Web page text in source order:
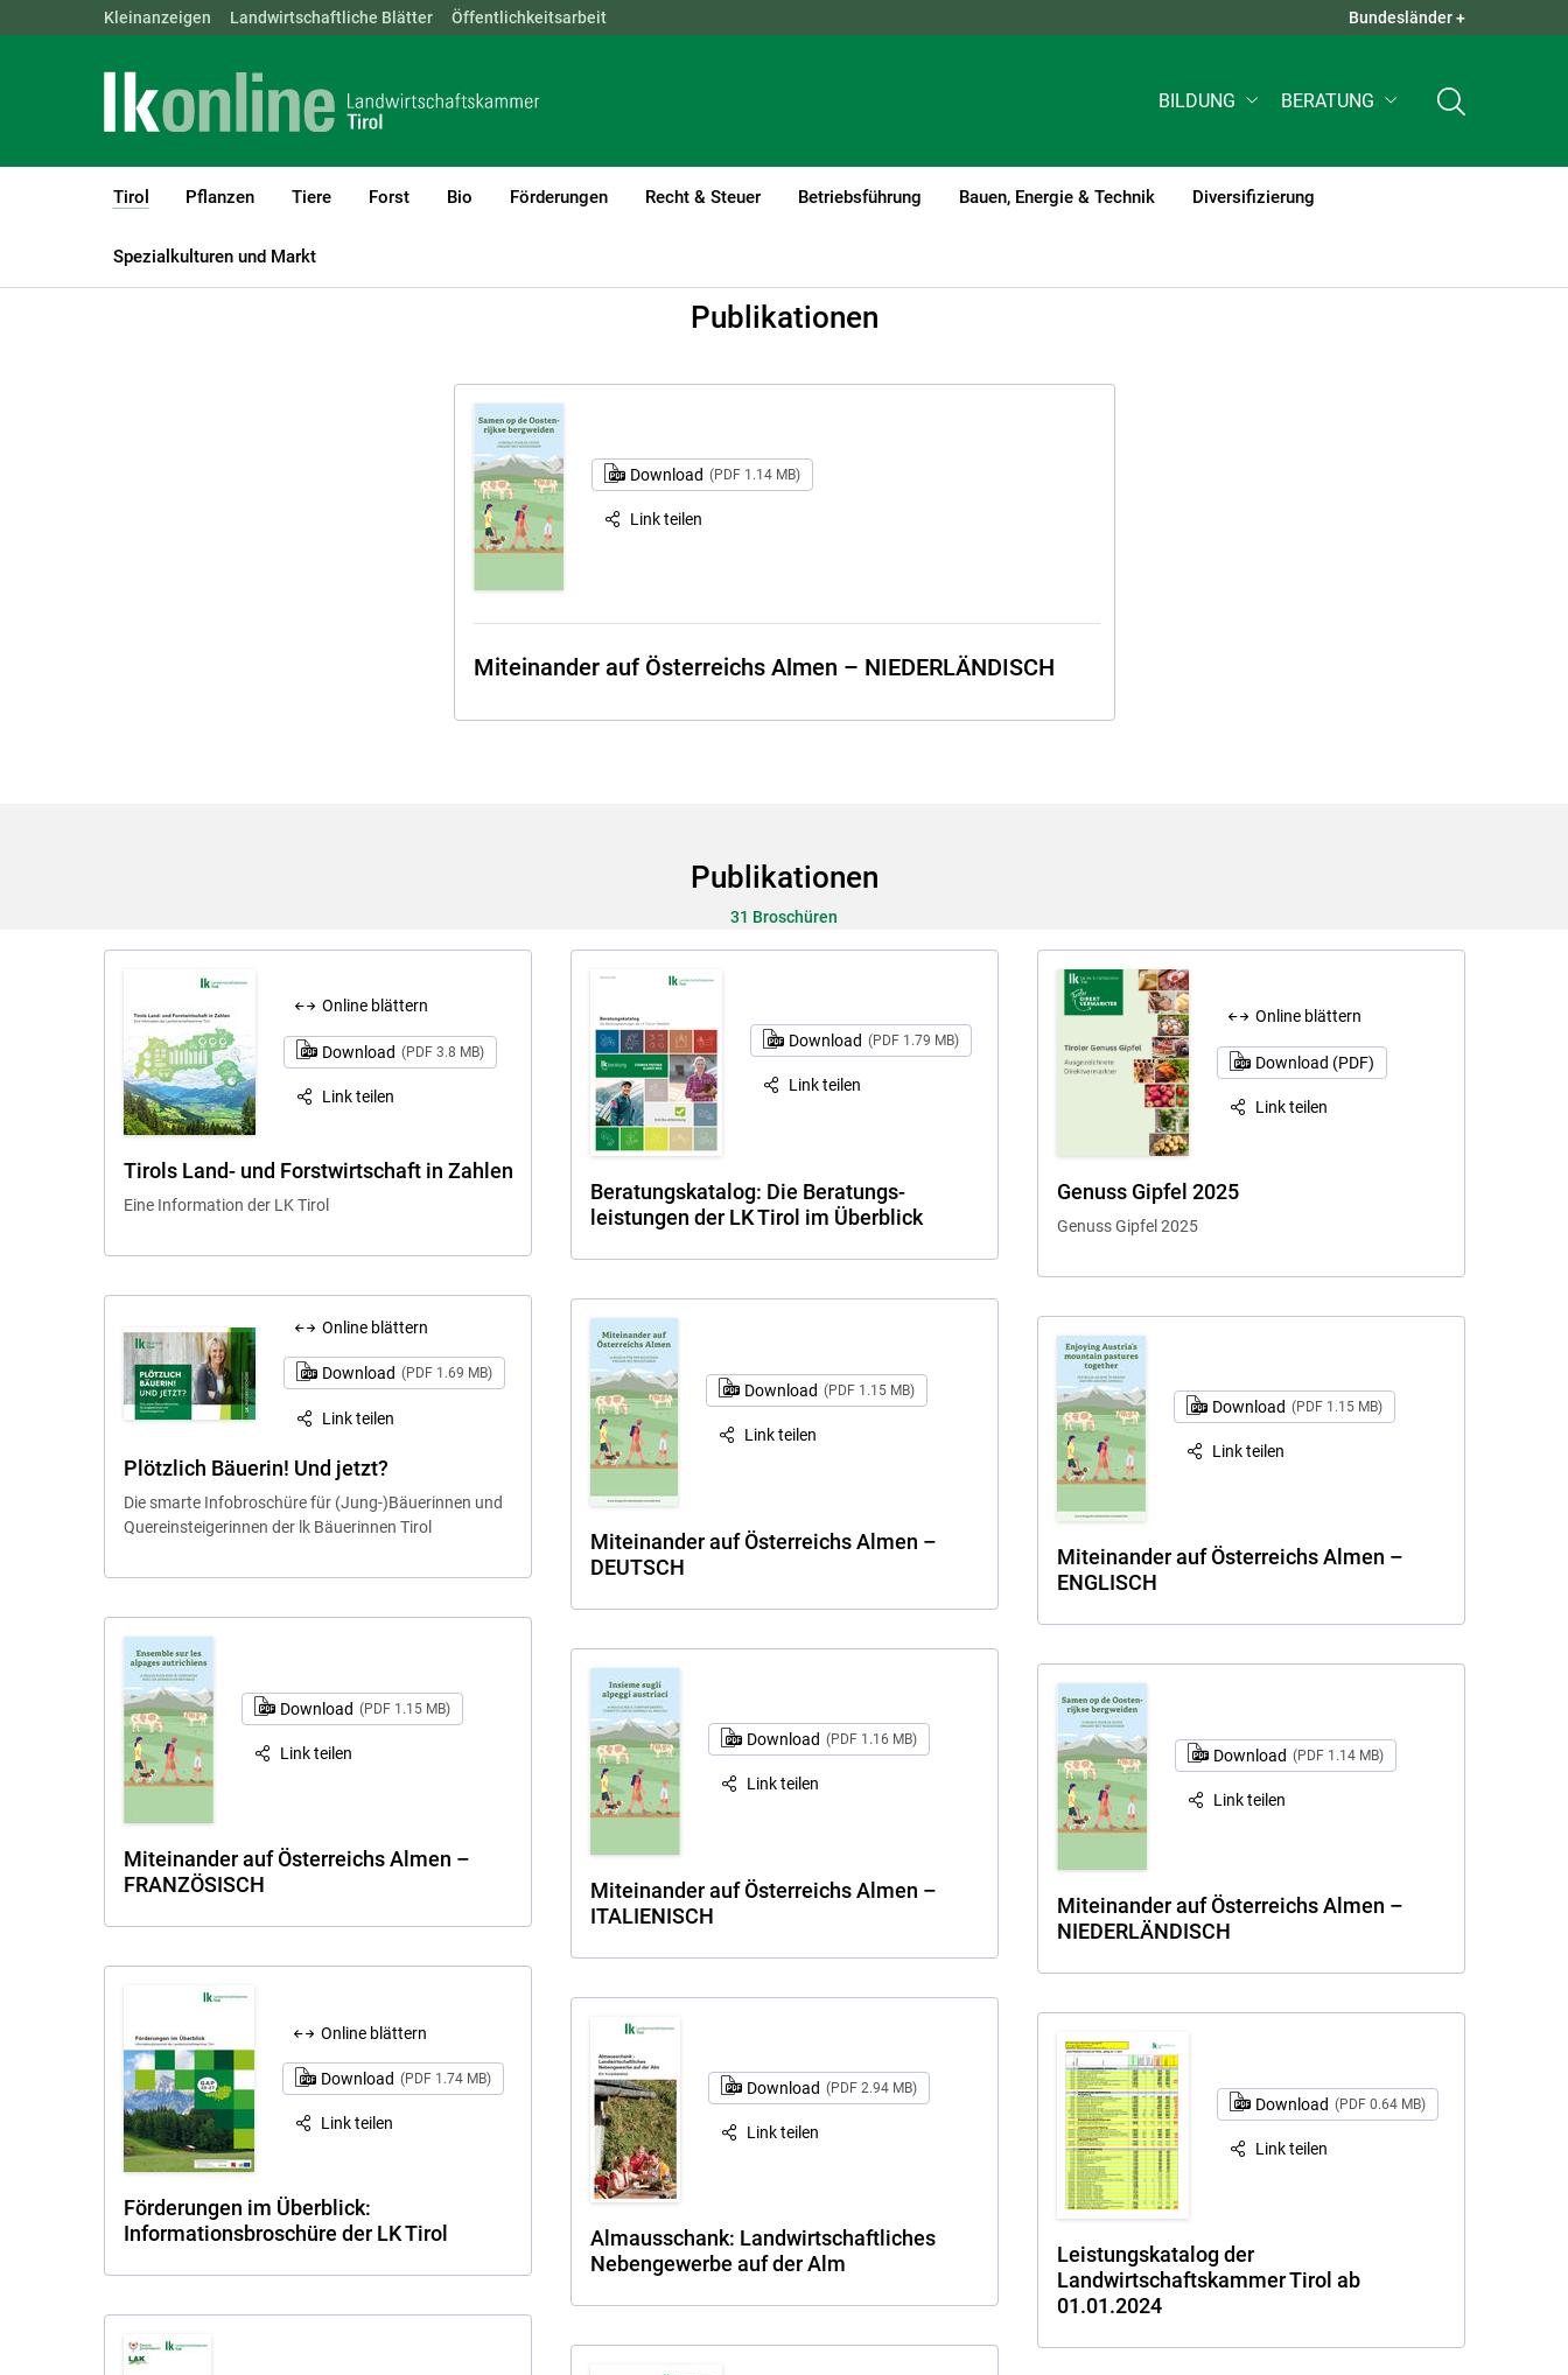
Landwirtschaftskammern: ÖSTERREICH BGLD KTN NÖ OÖ QUICK LINKS +
Kleinanzeigen Landwirtschaftliche Blätter Öffentlichkeitsarbeit Bundesländer +
BILDUNG BERATUNG
Tirol
(current)1
Pflanzen Tiere Forst Bio Förderungen Recht & Steuer Betriebsführung Bauen, Energie & Technik Diversifizierung
Spezialkulturen und Markt
LK Tirol Tirol Publikationen
Publikationen
Download (PDF 1.14 MB)
Link teilen
Miteinander auf Österreichs Almen – NIEDERLÄNDISCH
Publikationen
31 Broschüren
Online blättern
Download (PDF 3.8 MB)
Link teilen
Tirols Land- und Forstwirtschaft in Zahlen
Eine Information der LK Tirol
Download (PDF 1.79 MB)
Link teilen
Beratungskatalog: Die Beratungs­
leistungen der LK Tirol im Überblick
Online blättern
Download (PDF)
Link teilen
Genuss Gipfel 2025
Genuss Gipfel 2025
Online blättern
Download (PDF 1.69 MB)
Link teilen
Plötzlich Bäuerin! Und jetzt?
Die smarte Infobroschüre für (Jung-)Bäuerinnen und
Quereinsteigerinnen der lk Bäuerinnen Tirol
Download (PDF 1.15 MB)
Link teilen
Miteinander auf Österreichs Almen –
DEUTSCH
Download (PDF 1.15 MB)
Link teilen
Miteinander auf Österreichs Almen –
ENGLISCH
Download (PDF 1.15 MB)
Link teilen
Miteinander auf Österreichs Almen –
FRANZÖSISCH
Download (PDF 1.16 MB)
Link teilen
Miteinander auf Österreichs Almen –
ITALIENISCH
Download (PDF 1.14 MB)
Link teilen
Miteinander auf Österreichs Almen –
NIEDERLÄNDISCH
Online blättern
Download (PDF 1.74 MB)
Link teilen
Förderungen im Überblick:
Informationsbroschüre der LK Tirol
Download (PDF 2.94 MB)
Link teilen
Almausschank: Landwirtschaftliches
Nebengewerbe auf der Alm
Download (PDF 0.64 MB)
Link teilen
Leistungskatalog der
Landwirtschaftskammer Tirol ab
01.01.2024